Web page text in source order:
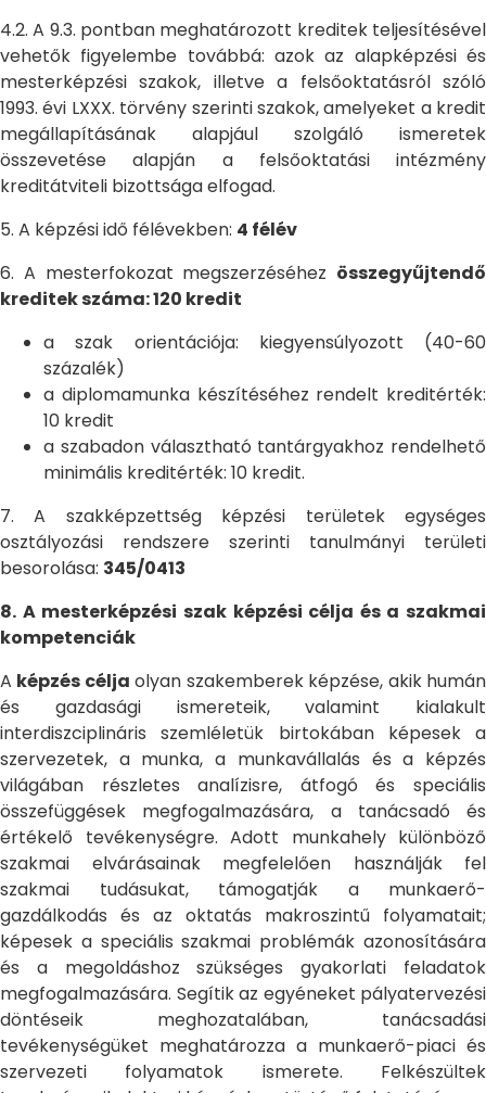
4.2. A 9.3. pontban meghatározott kreditek teljesítésével
vehetők figyelembe továbbá: azok az alapképzési és
mesterképzési szakok, illetve a felsőoktatásról szóló
1993. évi LXXX. törvény szerinti szakok, amelyeket a kredit
megállapításának alapjául szolgáló ismeretek
összevetése alapján a felsőoktatási intézmény
kreditátviteli bizottsága elfogad.
5. A képzési idő félévekben: 4 félév
6. A mesterfokozat megszerzéséhez összegyűjtendő
kreditek száma: 120 kredit
a szak orientációja: kiegyensúlyozott (40-60
százalék)
a diplomamunka készítéséhez rendelt kreditérték:
10 kredit
a szabadon választható tantárgyakhoz rendelhető
minimális kreditérték: 10 kredit.
7. A szakképzettség képzési területek egységes
osztályozási rendszere szerinti tanulmányi területi
besorolása: 345/0413
8. A mesterképzési szak képzési célja és a szakmai
kompetenciák
A képzés célja olyan szakemberek képzése, akik humán
és gazdasági ismereteik, valamint kialakult
interdiszciplináris szemléletük birtokában képesek a
szervezetek, a munka, a munkavállalás és a képzés
világában részletes analízisre, átfogó és speciális
összefüggések megfogalmazására, a tanácsadó és
értékelő tevékenységre. Adott munkahely különböző
szakmai elvárásainak megfelelően használják fel
szakmai tudásukat, támogatják a munkaerő-
gazdálkodás és az oktatás makroszintű folyamatait;
képesek a speciális szakmai problémák azonosítására
és a megoldáshoz szükséges gyakorlati feladatok
megfogalmazására. Segítik az egyéneket pályatervezési
döntéseik meghozatalában, tanácsadási
tevékenységüket meghatározza a munkaerő-piaci és
szervezeti folyamatok ismerete. Felkészültek